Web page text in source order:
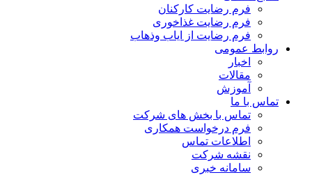
فرم رضایت کارکنان
فرم رضایت غذاخوری
فرم رضایت از ایاب وذهاب
روابط عمومی
اخبار
مقالات
آموزش
تماس با ما
تماس با بخش های شرکت
فرم درخواست همکاری
اطلاعات تماس
نقشه شرکت
سامانه خبری